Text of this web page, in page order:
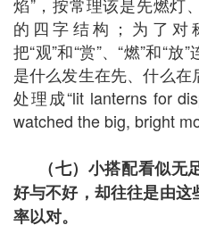
焰”，按常理该是先燃灯
的四字结构；为了对
把“观”和“赏”、“燃”和“
是什么发生在先、什么
处理成“lit lanterns for
watched the big, bright
（七）小搭配看似
好与不好，却往往是由
率以对。